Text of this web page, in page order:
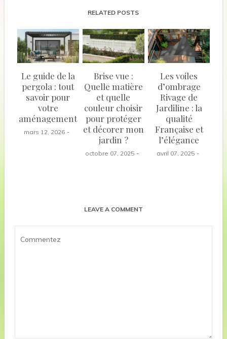
RELATED POSTS
Le guide de la
pergola : tout
savoir pour
votre
aménagement
mars 12, 2026
Brise vue :
Quelle matière
et quelle
couleur choisir
pour protéger
et décorer mon
jardin ?
octobre 07, 2025
Les voiles
d’ombrage
Rivage de
Jardiline : la
qualité
Française et
l’élégance
avril 07, 2025
LEAVE A COMMENT